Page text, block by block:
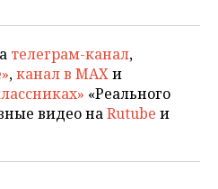
телеграм-канал,
,канал в MAXи
«Реального
видео наRutube и